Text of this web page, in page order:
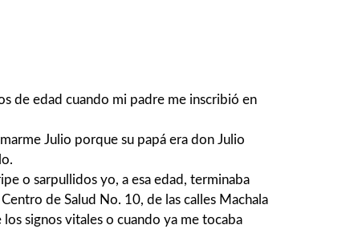
de edad cuando mi padre me inscribió en
Julio porque su papá era don Julio
o sarpullidos yo, a esa edad, terminaba
de Salud No. 10, de las calles Machala
signos vitales o cuando ya me tocaba